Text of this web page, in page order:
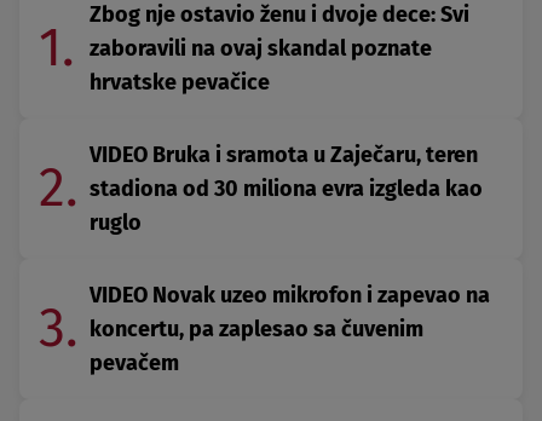
1.
Zbog nje ostavio ženu i dvoje dece: Svi
zaboravili na ovaj skandal poznate
hrvatske pevačice
2.
VIDEO Bruka i sramota u Zaječaru, teren
stadiona od 30 miliona evra izgleda kao
ruglo
3.
VIDEO Novak uzeo mikrofon i zapevao na
koncertu, pa zaplesao sa čuvenim
pevačem